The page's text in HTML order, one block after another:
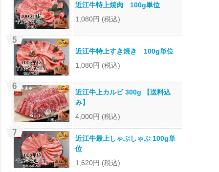
近江牛特上焼肉 100g単位
1,080円 (税込)
近江牛特上すき焼き 100g単位
1,080円 (税込)
近江牛上カルビ 300g 【送料込
み】
4,000円 (税込)
近江牛最上しゃぶしゃぶ 100g単
位
1,620円 (税込)